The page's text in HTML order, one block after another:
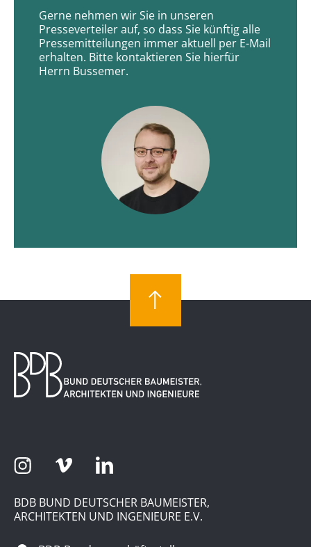
Gerne nehmen wir Sie in unseren
Presseverteiler auf, so dass Sie künftig alle
Pressemitteilungen immer aktuell per E-Mail
erhalten. Bitte kontaktieren Sie hierfür
Herrn Bussemer.
BDB BUND DEUTSCHER BAUMEISTER,
ARCHITEKTEN UND INGENIEURE E.V.